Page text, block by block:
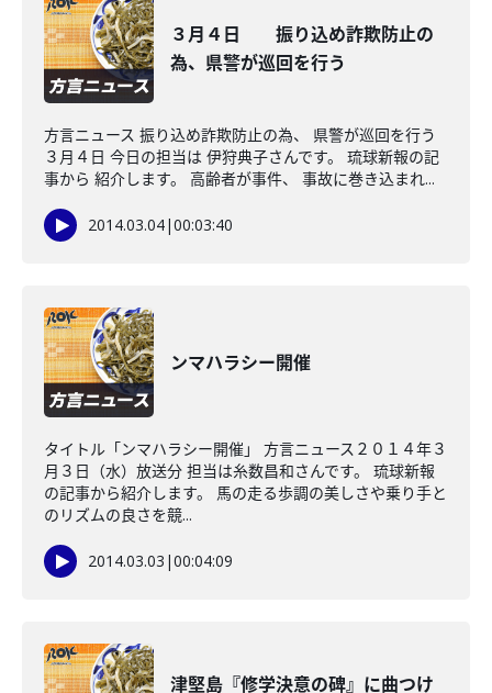
３月４日 振り込め詐欺防止の
為、県警が巡回を行う
方言ニュース 振り込め詐欺防止の為、 県警が巡回を行う
３月４日 今日の担当は 伊狩典子さんです。 琉球新報の記
事から 紹介します。 高齢者が事件、 事故に巻き込まれ...
2014.03.04|00:03:40
ンマハラシー開催
タイトル「ンマハラシー開催」 方言ニュース２０１４年３
月３日（水）放送分 担当は糸数昌和さんです。 琉球新報
の記事から紹介します。 馬の走る歩調の美しさや乗り手と
のリズムの良さを競...
2014.03.03 |00:04:09
津堅島『修学決意の碑』に曲つけ